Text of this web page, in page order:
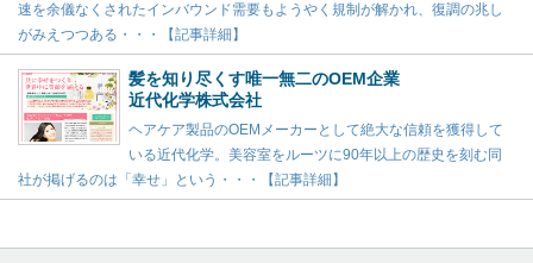
速を余儀なくされたインバウンド需要もようやく規制が解かれ、復調の兆し
がみえつつある・・・【記事詳細】
髪を知り尽くす唯一無二のOEM企業
近代化学株式会社
ヘアケア製品のOEMメーカーとして絶大な信頼を獲得して
いる近代化学。美容室をルーツに90年以上の歴史を刻む同
社が掲げるのは「幸せ」という・・・【記事詳細】